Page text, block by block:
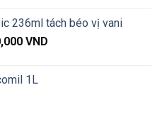
236ml tách béo vị vani
VND
1L